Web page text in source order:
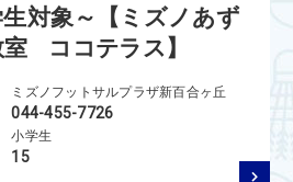
生対象～【ミズノあず
ココテラス】
ミズノフットサルプラザ新百合ヶ丘
044-455-7726
小学生
15